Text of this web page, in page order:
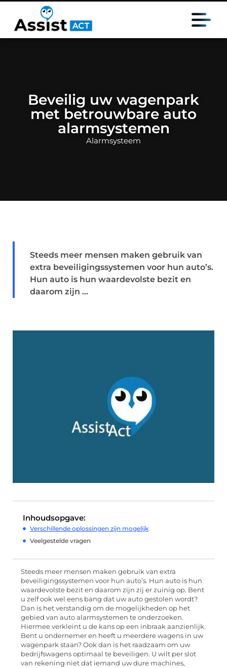
Beveilig uw wagenpark
met betrouwbare auto
alarmsystemen
Alarmsysteem
Steeds meer mensen maken gebruik van
extra beveiligingssystemen voor hun auto’s.
Hun auto is hun waardevolste bezit en
daarom zijn ...
Inhoudsopgave:
Verschillende oplossingen zijn mogelijk
Veelgestelde vragen
Steeds meer mensen maken gebruik van extra
beveiligingssystemen voor hun auto’s. Hun auto is hun
waardevolste bezit en daarom zijn zij er zuinig op. Bent
u zelf ook wel eens bang dat uw auto gestolen wordt?
Dan is het verstandig om de mogelijkheden op het
gebied van auto alarmsystemen te onderzoeken.
Hiermee verkleint u de kans op een inbraak aanzienlijk.
Bent u ondernemer en heeft u meerdere wagens in uw
wagenpark staan? Ook dan is het raadzaam om uw
bedrijfswagens optimaal te beveiligen. U wilt per slot
van rekening niet dat iemand uw dure machines,